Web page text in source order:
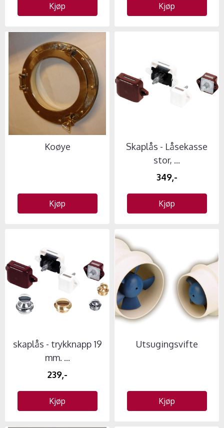
Kjøp Kjøp
Koøye
Kjøp
Skaplås - Låsekasse
stor, ...
349,-
Kjøp
skaplås - trykknapp 19
mm. ...
239,-
Kjøp
Utsugingsvifte
Kjøp